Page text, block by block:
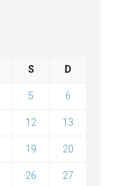
S D
5 6
12 13
19 20
26 27